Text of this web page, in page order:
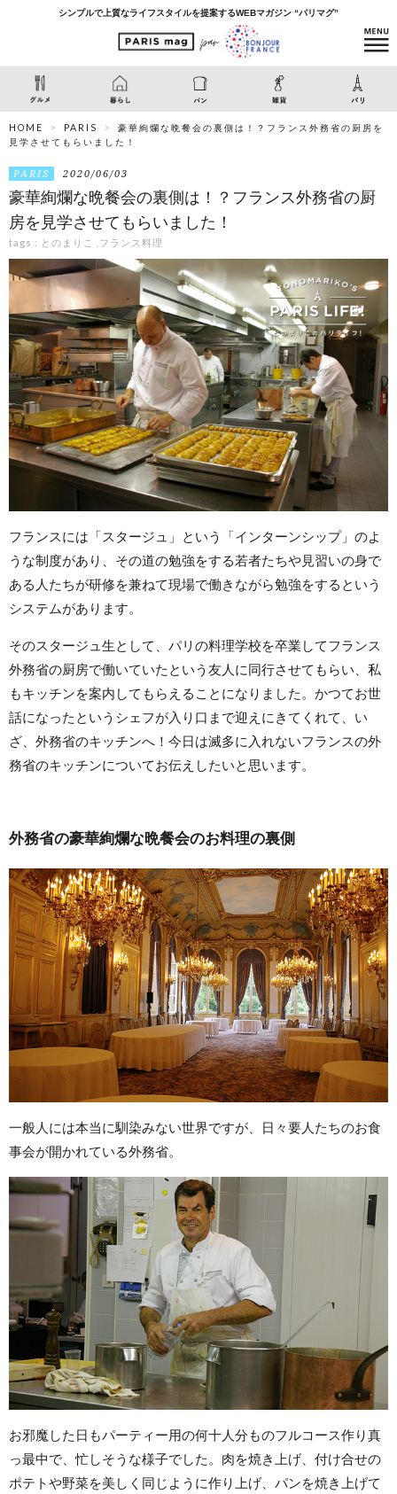
シンプルで上質なライフスタイルを提案するWEBマガジン “パリマグ”
HOME PARIS
豪華絢爛な晩餐会の裏側は！？フランス外務省の厨房を
見学させてもらいました！
PARIS 2020/06/03
豪華絢爛な晩餐会の裏側は！？フランス外務省の厨
房を見学させてもらいました！
tags : とのまりこ フランス料理
フランスには「スタージュ」という「インターンシップ」のよ
うな制度があり、その道の勉強をする若者たちや見習いの身で
ある人たちが研修を兼ねて現場で働きながら勉強をするという
システムがあります。
そのスタージュ生として、パリの料理学校を卒業してフランス
外務省の厨房で働いていたという友人に同行させてもらい、私
もキッチンを案内してもらえることになりました。かつてお世
話になったというシェフが入り口まで迎えにきてくれて、い
ざ、外務省のキッチンへ！今日は滅多に入れないフランスの外
務省のキッチンについてお伝えしたいと思います。
外務省の豪華絢爛な晩餐会のお料理の裏側
一般人には本当に馴染みない世界ですが、日々要人たちのお食
事会が開かれている外務省。
お邪魔した日もパーティー用の何十人分ものフルコース作り真
っ最中で、忙しそうな様子でした。肉を焼き上げ、付け合せの
ポテトや野菜を美しく同じように作り上げ、パンを焼き上げて